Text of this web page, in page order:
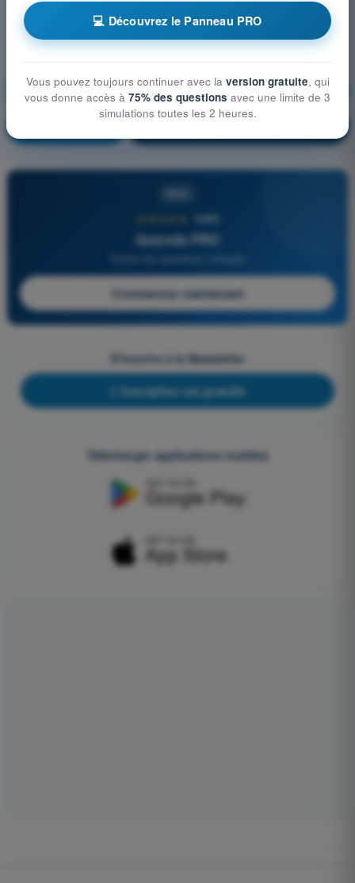
Limitations des performances humaines
4,6/5
Quizvds PRO
Commencer maintenant
S'inscrire à la Newsletter
L'inscription est gratuite
Télécharger applications mobiles
💻 Découvrez le Panneau PRO
Vous pouvez toujours continuer avec la version gratuite, qui
vous donne accès à 75% des questions avec une limite de 3
simulations toutes les 2 heures.